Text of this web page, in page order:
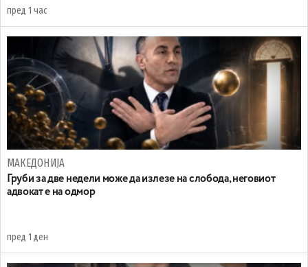
пред 1 час
МАКЕДОНИЈА
Груби за две недели може да излезе на слобода, неговиот
адвокат е на одмор
пред 1 ден